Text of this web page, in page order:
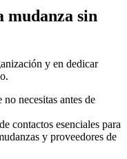
mudanza sin
y en dedicar
necesitas antes de
contactos esenciales para
y proveedores de